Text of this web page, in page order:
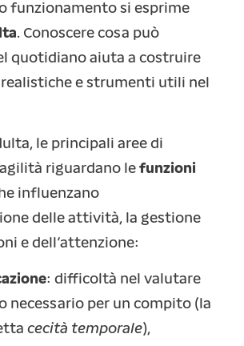
funzionamento si esprime
. Conoscere cosa può
quotidiano aiuta a costruire
e strumenti utili nel
le principali aree di
riguardano le funzioni
influenzano
delle attività, la gestione
e dell’attenzione:
: difficoltà nel valutare
necessario per un compito (la
cecità temporale),